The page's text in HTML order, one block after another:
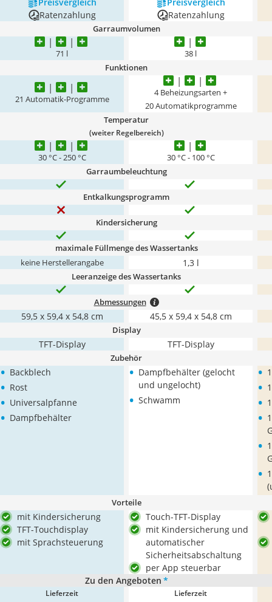
Ratenzahlung
Ratenzahlung
Garraumvolumen
71 l 38 l
Funktionen
21 Automatik-Programme
4 Beheizungsarten +
20 Automatikprogramme
Temperatur
(weiter Regelbereich)
30 °C - 250 °C 30 °C - 100 °C
Garraumbeleuchtung
Entkalkungsprogramm
Kindersicherung
maximale Füllmenge des Wassertanks
keine Herstellerangabe 1,3 l
Leeranzeige des Wassertanks
Abmessungen
59,5 x 59,4 x 54,8 cm 45,5 x 59,4 x 54,8 cm
Display
TFT-Display TFT-Display
Zubehör
• Backblech
• Rost
• Universalpfanne
• Dampfbehälter
• Dampfbehälter (gelocht
und ungelocht)
• Schwamm
•
•
•
•
•
•
Vorteile
mit Kindersicherung
TFT-Touchdisplay
mit Sprachsteuerung
Touch-TFT-Display
mit Kindersicherung und
automatischer
Sicherheitsabschaltung
per App steuerbar
Zu den Angeboten *
Lieferzeit Lieferzeit